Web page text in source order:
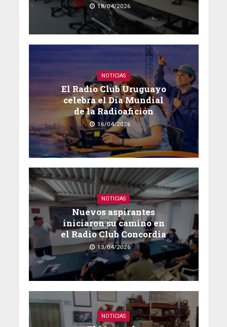
18/04/2026
NOTICIAS
El Radio Club Uruguayo
celebra el Día Mundial
de la Radioafición
16/04/2026
NOTICIAS
Nuevos aspirantes
iniciaron su camino en
el Radio Club Concordia
13/04/2026
NOTICIAS